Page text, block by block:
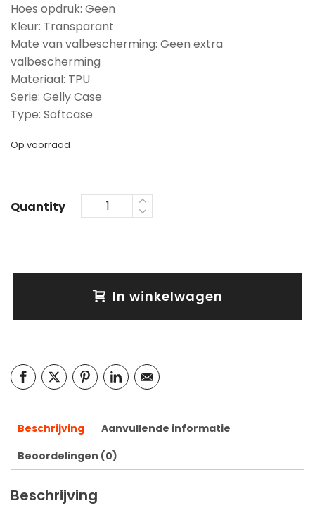
Hoes opdruk: Geen
Kleur: Transparant
Mate van valbescherming: Geen extra
valbescherming
Materiaal: TPU
Serie: Gelly Case
Type: Softcase
Op voorraad
Quantity
In winkelwagen
Beschrijving
Aanvullende informatie
Beoordelingen (0)
Beschrijving